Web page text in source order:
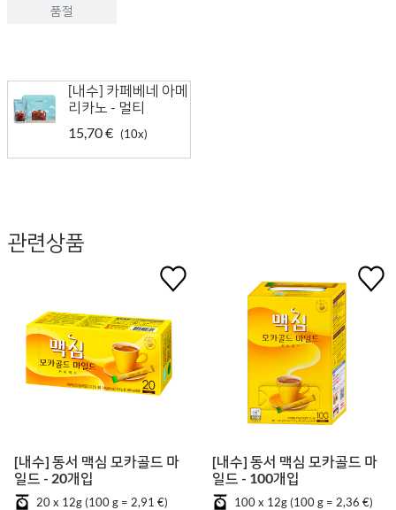
품절
[내수] 카페베네 아메
리카노 - 멀티
15,70 € (10x)
관련상품
[내수] 동서 맥심 모카골드 마
일드 - 20개입
20 x 12g (100 g = 2,91 €)
[내수] 동서 맥심 모카골드 마
일드 - 100개입
100 x 12g (100 g = 2,36 €)